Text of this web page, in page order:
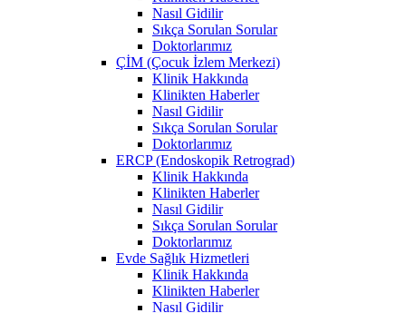
Nasıl Gidilir
Sıkça Sorulan Sorular
Doktorlarımız
ÇİM (Çocuk İzlem Merkezi)
Klinik Hakkında
Klinikten Haberler
Nasıl Gidilir
Sıkça Sorulan Sorular
Doktorlarımız
ERCP (Endoskopik Retrograd)
Klinik Hakkında
Klinikten Haberler
Nasıl Gidilir
Sıkça Sorulan Sorular
Doktorlarımız
Evde Sağlık Hizmetleri
Klinik Hakkında
Klinikten Haberler
Nasıl Gidilir